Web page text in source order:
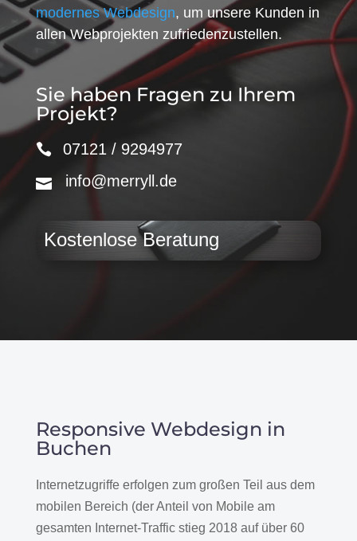
modernes Webdesign, um unsere Kunden in
allen Webprojekten zufriedenzustellen.
Sie haben Fragen zu Ihrem
Projekt?
07121 / 9294977
info@merryll.de
Kostenlose Beratung
Responsive Webdesign in
Buchen
Internetzugriffe erfolgen zum großen Teil aus dem
mobilen Bereich (der Anteil von Mobile am
gesamten Internet-Traffic stieg 2018 auf über 60